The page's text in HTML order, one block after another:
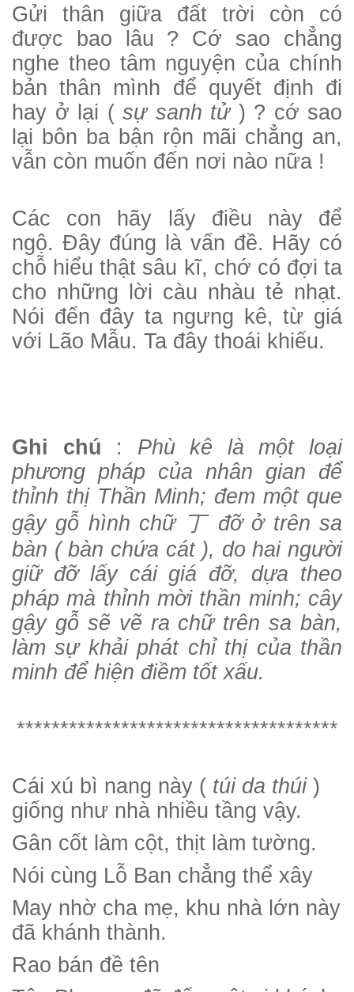
Gửi thân giữa đất trời còn có
được bao lâu ? Cớ sao chẳng
nghe theo tâm nguyện của chính
bản thân mình để quyết định đi
hay ở lại ( sự sanh tử) ? cớ sao
lại bôn ba bận rộn mãi chẳng an,
vẫn còn muốn đến nơi nào nữa !
Các con hãy lấy điều này để
ngộ. Đây đúng là vấn đề. Hãy có
chỗ hiểu thật sâu kĩ, chớ có đợi ta
cho những lời càu nhàu tẻ nhạt.
Nói đến đây ta ngưng kê, từ giá
với Lão Mẫu. Ta đây thoái khiếu.
Ghi chú : Phù kê là một loại
phương pháp của nhân gian để
thỉnh thị Thần Minh; đem một que
gậy gỗ hình chữ 丁đỡ ở trên sa
bàn ( bàn chứa cát ), do hai người
giữ đỡ lấy cái giá đỡ, dựa theo
pháp mà thỉnh mời thần minh; cây
gậy gỗ sẽ vẽ ra chữ trên sa bàn,
làm sự khải phát chỉ thị của thần
minh để hiện điềm tốt xấu.
*************************************
Cái xú bì nang này ( túi da thúi)
giống như nhà nhiều tầng vậy.
Gân cốt làm cột, thịt làm tường.
Nói cùng Lỗ Ban chẳng thể xây
May nhờ cha mẹ, khu nhà lớn này
đã khánh thành.
Rao bán đề tên